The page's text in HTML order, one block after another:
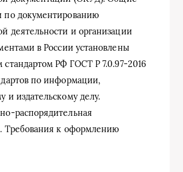
по документированию
деятельности и организации
в России установлены
РФ ГОСТ Р 7.0.97-2016
по информации,
и издательскому делу.
распорядительная
Требования к оформлению